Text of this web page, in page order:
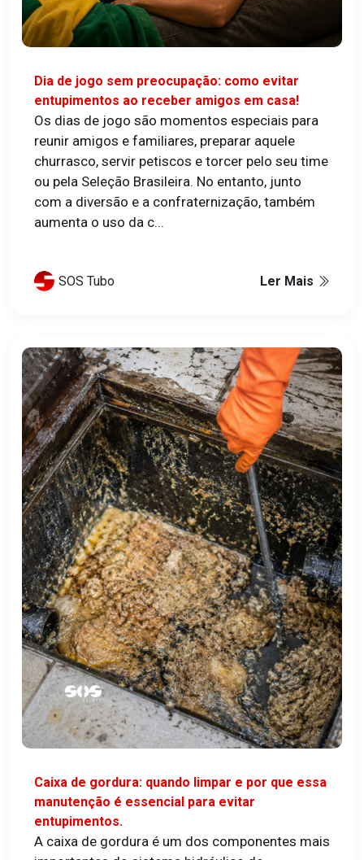
Dia de jogo sem preocupação: como evitar
entupimentos ao receber amigos em casa!
Os dias de jogo são momentos especiais para
reunir amigos e familiares, preparar aquele
churrasco, servir petiscos e torcer pelo seu time
ou pela Seleção Brasileira. No entanto, junto
com a diversão e a confraternização, também
aumenta o uso da c...
SOS Tubo Ler Mais
Caixa de gordura: quando limpar e por que essa
manutenção é essencial para evitar
entupimentos.
A caixa de gordura é um dos componentes mais